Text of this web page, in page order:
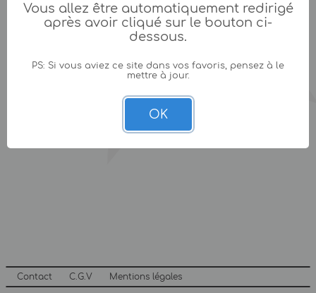
Contact C.G.V Mentions légales
Vous allez être automatiquement redirigé
après avoir cliqué sur le bouton ci-
dessous.
PS: Si vous aviez ce site dans vos favoris, pensez à le
mettre à jour.
OK